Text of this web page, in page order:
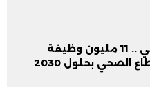
تحذير صحي عالمي .. 11 مليون وظيفة
بحلول 2030